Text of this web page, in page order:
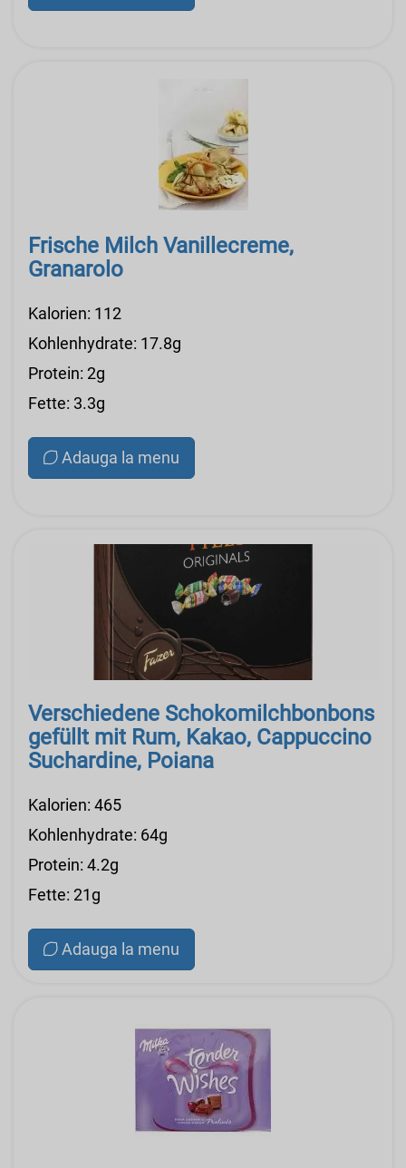
Frische Milch Vanillecreme,
Granarolo
Kalorien: 112
Kohlenhydrate: 17.8g
Protein: 2g
Fette: 3.3g
Adauga la menu
Verschiedene Schokomilchbonbons
gefüllt mit Rum, Kakao, Cappuccino
Suchardine, Poiana
Kalorien: 465
Kohlenhydrate: 64g
Protein: 4.2g
Fette: 21g
Adauga la menu